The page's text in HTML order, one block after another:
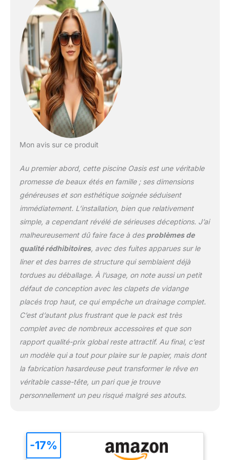
SmartConnect facile à
assembler. Accessoires
inclus : Échelle repliable,
pompe RX1500 avec filtre
type C, bâche, tapis de
sol, kit d'entretien
complet. Engagement
écoresponsable :
Emballage certifié FSC
C172159 en matériaux
recyclés.
Mon avis sur ce produit
Au premier abord, cette piscine Oasis est une véritable
promesse de beaux étés en famille ; ses dimensions
généreuses et son esthétique soignée séduisent
immédiatement. L’installation, bien que relativement
simple, a cependant révélé de sérieuses déceptions. J’ai
malheureusement dû faire face à des problèmes de
qualité rédhibitoires, avec des fuites apparues sur le
liner et des barres de structure qui semblaient déjà
tordues au déballage. À l’usage, on note aussi un petit
défaut de conception avec les clapets de vidange
placés trop haut, ce qui empêche un drainage complet.
C’est d’autant plus frustrant que le pack est très
complet avec de nombreux accessoires et que son
rapport qualité-prix global reste attractif. Au final, c’est
un modèle qui a tout pour plaire sur le papier, mais dont
la fabrication hasardeuse peut transformer le rêve en
véritable casse-tête, un pari que je trouve
personnellement un peu risqué malgré ses atouts.
-17%